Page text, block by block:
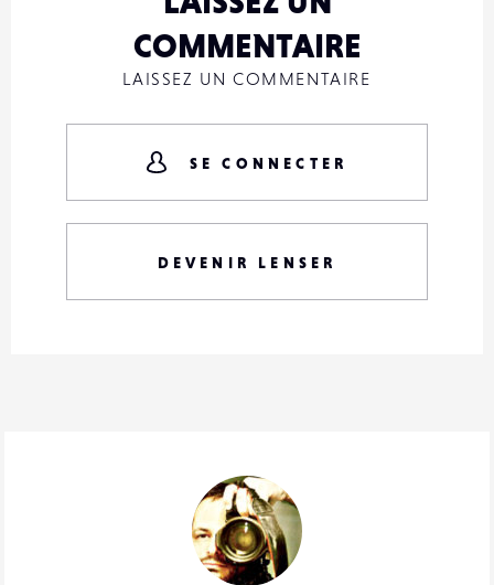
COMMENTAIRE
LAISSEZ UN COMMENTAIRE
SE CONNECTER
DEVENIR LENSER